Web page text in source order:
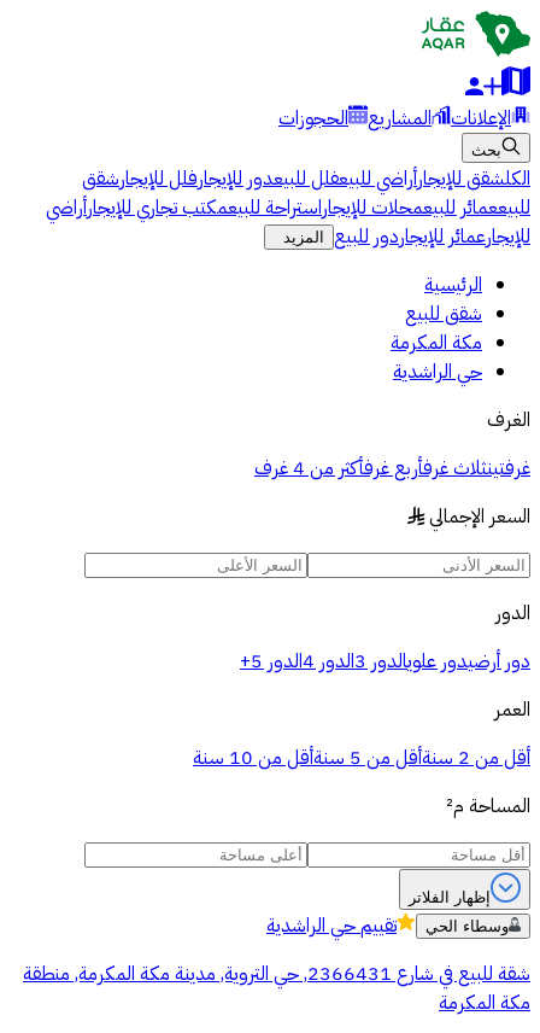
الإعلانات المشاريع الحجوزات
بحث
الكلشقق للإيجارأراضي للبيعفلل للبيعدور للإيجارفلل للإيجارشقق
للبيععمائر للبيعمحلات للإيجاراستراحة للبيعمكتب تجاري للإيجارأراضي
للإيجارعمائر للإيجاردور للبيع المزيد
الرئيسية
شقق للبيع
مكة المكرمة
حي الراشدية
الغرف
غرفتينثلاث غرفأربع غرفأكثر من 4 غرف
السعر الإجمالي §
الدور
دور أرضيدور علويالدور 3 الدور 4 الدور 5+
العمر
أقل من 2 سنة
أقل من 5 سنة
أقل من 10 سنة
المساحة م²
إظهار الفلاتر
وسطاء الحي
تقييمحي الراشدية
شقة للبيع في شارع 2366431, حي التروية, مدينة مكة المكرمة, منطقة
مكة المكرمة